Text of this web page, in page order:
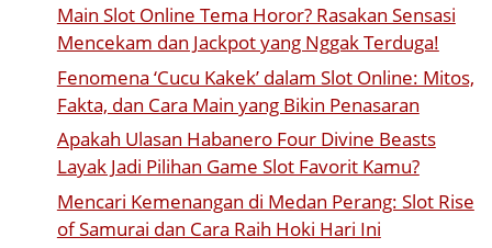
Main Slot Online Tema Horor? Rasakan Sensasi
Mencekam dan Jackpot yang Nggak Terduga!
Fenomena ‘Cucu Kakek’ dalam Slot Online: Mitos,
Fakta, dan Cara Main yang Bikin Penasaran
Apakah Ulasan Habanero Four Divine Beasts
Layak Jadi Pilihan Game Slot Favorit Kamu?
Mencari Kemenangan di Medan Perang: Slot Rise
of Samurai dan Cara Raih Hoki Hari Ini